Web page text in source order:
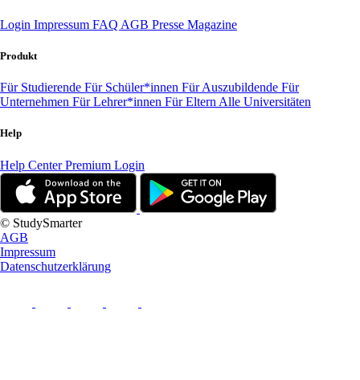
Login Impressum FAQ AGB Presse Magazine
Produkt
Für Studierende Für Schüler*innen Für Auszubildende Für
Unternehmen Für Lehrer*innen Für Eltern Alle Universitäten
Help
Help CenterPremium Login
© StudySmarter
AGB
Impressum
Datenschutzerklärung